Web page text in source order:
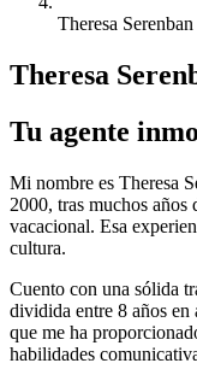
Theresa Serenban
Theresa
Tu agente
Mi nombre es Theresa
2000, tras muchos años
vacacional. Esa
cultura.
Cuento con una sólida
dividida entre 8 años
que me ha
habilidades